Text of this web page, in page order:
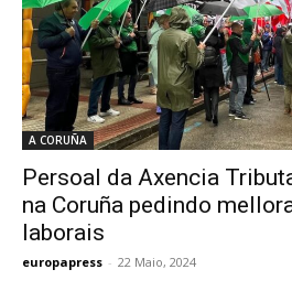
A CORUÑA
Persoal da Axencia
na Coruña pedindo
laborais
europapress - 22 Maio, 2024